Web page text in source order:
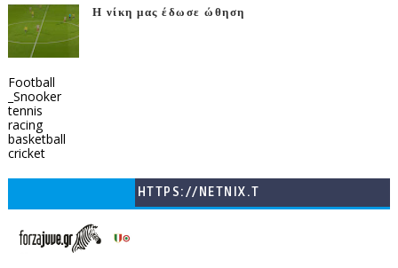
Η νίκη μας έδωσε ώθηση
Football
_Snooker
tennis
racing
basketball
cricket
HTTPS://NETNIX.T